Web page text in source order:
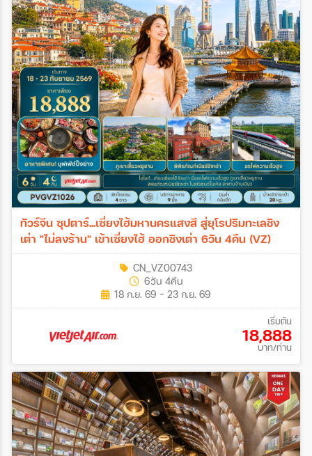
ทัวร์จีน ซุปตาร์...เซี่ยงไฮ้มหานครแสงสี สู่ยุโรปริมทะเลชิง
เต่า "ไม่ลงร้าน" เข้าเซี่ยงไฮ้ ออกชิงเต่า 6วัน 4คืน (VZ)
CN_VZ00743
6วัน 4คืน
18 ก.ย. 69 - 23 ก.ย. 69
เริ่มต้น
18,888
บาท/ท่าน